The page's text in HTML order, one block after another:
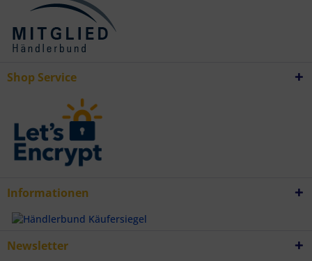
Shop Service
Informationen
Newsletter